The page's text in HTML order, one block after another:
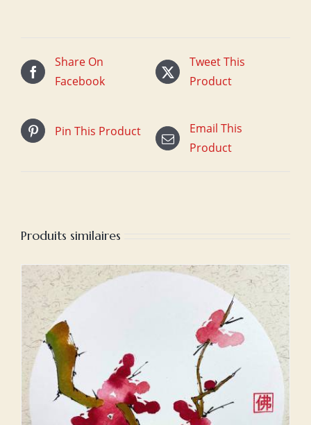
Share On
Facebook
Tweet This
Product
Pin This Product
Email This
Product
Produits similaires